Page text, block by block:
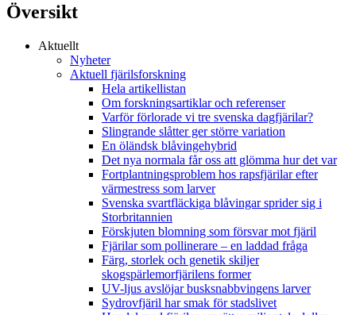
Översikt
Aktuellt
Nyheter
Aktuell fjärilsforskning
Hela artikellistan
Om forskningsartiklar och referenser
Varför förlorade vi tre svenska dagfjärilar?
Slingrande slåtter ger större variation
En öländsk blåvingehybrid
Det nya normala får oss att glömma hur det var
Fortplantningsproblem hos rapsfjärilar efter
värmestress som larver
Svenska svartfläckiga blåvingar sprider sig i
Storbritannien
Förskjuten blomning som försvar mot fjäril
Fjärilar som pollinerare – en laddad fråga
Färg, storlek och genetik skiljer
skogspärlemorfjärilens former
UV-ljus avslöjar busksnabbvingens larver
Sydrovfjäril har smak för stadslivet